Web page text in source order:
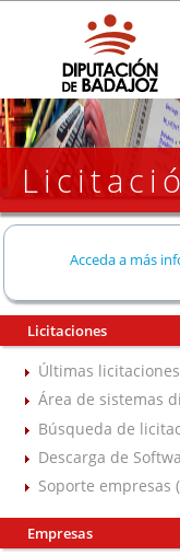
Acceda a más
Licitaciones
Últimas licitaciones
Área de sistemas
Búsqueda de
Descarga de
Soporte empresas
Empresas